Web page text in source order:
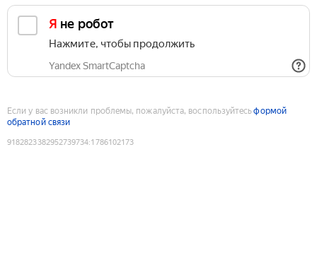
Я не робот
Нажмите, чтобы продолжить
Yandex SmartCaptcha
Если у вас возникли проблемы, пожалуйста, воспользуйтесьформой
обратной связи
9182823382952739734:1786102173